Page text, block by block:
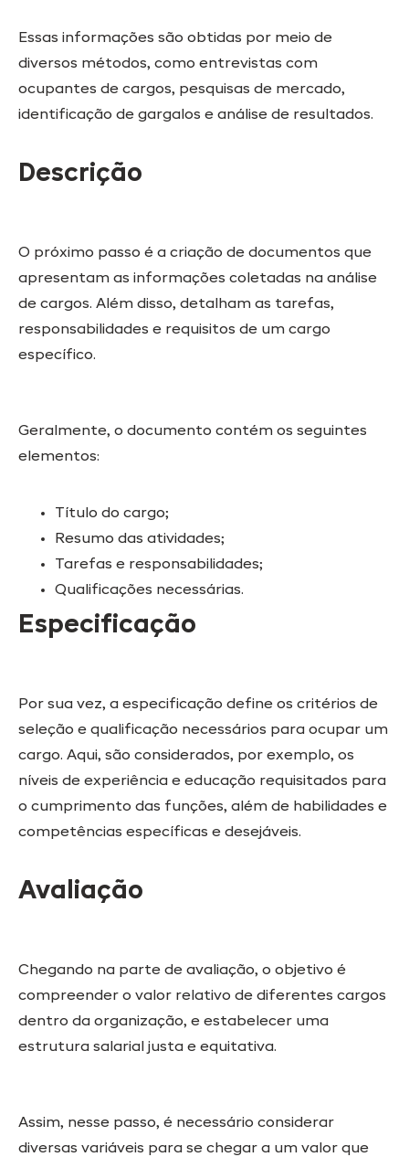
Essas informações são obtidas por meio de
diversos métodos, como entrevistas com
ocupantes de cargos, pesquisas de mercado,
identificação de gargalos e análise de resultados.
Descrição
O próximo passo é a criação de documentos que
apresentam as informações coletadas na análise
de cargos. Além disso, detalham as tarefas,
responsabilidades e requisitos de um cargo
específico.
Geralmente, o documento contém os seguintes
elementos:
Título do cargo;
Resumo das atividades;
Tarefas e responsabilidades;
Qualificações necessárias.
Especificação
Por sua vez, a especificação define os critérios de
seleção e qualificação necessários para ocupar um
cargo. Aqui, são considerados, por exemplo, os
níveis de experiência e educação requisitados para
o cumprimento das funções, além de habilidades e
competências específicas e desejáveis.
Avaliação
Chegando na parte de avaliação, o objetivo é
compreender o valor relativo de diferentes cargos
dentro da organização, e estabelecer uma
estrutura salarial justa e equitativa.
Assim, nesse passo, é necessário considerar
diversas variáveis para se chegar a um valor que